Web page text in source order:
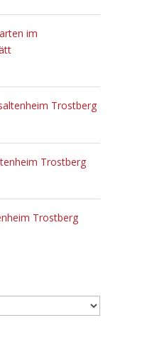
im
Trostberg
Trostberg
Trostberg